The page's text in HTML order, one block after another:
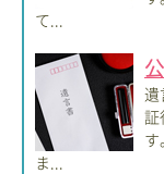
て...
遺
証
ま...